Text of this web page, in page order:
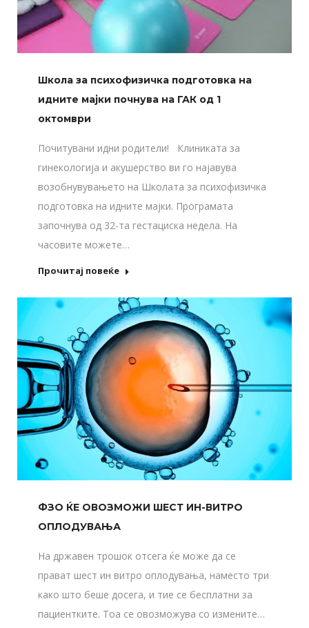
Школа за психофизичка подготовка на
идните мајки почнува на ГАК од 1
октомври
Почитувани идни родители! Клиниката за
гинекологија и акушерство ви го најавува
возобнувувањето на Школата за психофизичка
подготовка на идните мајки. Програмата
започнува од 32-та гестациска недела. На
часовите можете…
Прочитај повеќе
ФЗО ЌЕ ОВОЗМОЖИ ШЕСТ ИН-ВИТРО
ОПЛОДУВАЊА
На државен трошок отсега ќе може да се
прават шест ин витро оплодувања, наместо три
како што беше досега, и тие се бесплатни за
пациентките. Тоа се овозможува со измените…